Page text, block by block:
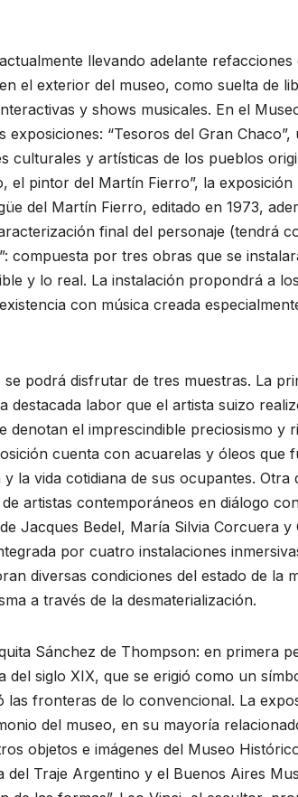
llevando adelante
el exterior del museo, como suelta de
y shows musicales. En el
“Tesoros del Gran Chaco”,
culturales y artísticas de los pueblos
el pintor del Martín Fierro”, la
del Martín Fierro, editado en 1973,
final del personaje (tendrá
compuesta por tres obras que se
y lo real. La instalación propondrá a
con música creada
se podrá disfrutar de tres muestras. La
destacada labor que el artista suizo
el imprescindible preciosismo y
cuenta con acuarelas y óleos que
la vida cotidiana de sus ocupantes. Otra
artistas contemporáneos en diálogo
Jacques Bedel, María Silvia Corcuera y
por cuatro instalaciones
diversas condiciones del estado de la
a través de la desmaterialización.
Sánchez de Thompson: en primera
siglo XIX, que se erigió como un
fronteras de lo convencional. La
del museo, en su mayoría
objetos e imágenes del Museo
Traje Argentino y el Buenos Aires